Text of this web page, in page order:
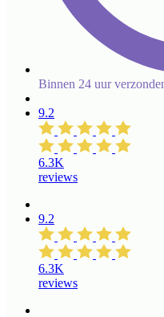
Binnen 24 uur
9.2
6.3K
reviews
9.2
6.3K
reviews